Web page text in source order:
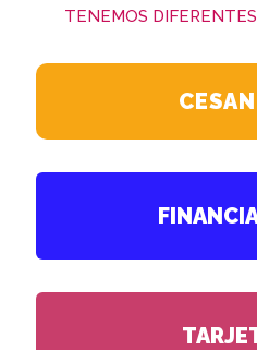
TENEMOS